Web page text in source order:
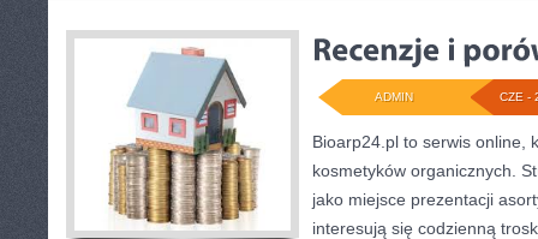
CZE -
ADMIN
Bioarp24.pl to serwis online,
kosmetyków organicznych.
jako miejsce prezentacji
interesują się codzienną